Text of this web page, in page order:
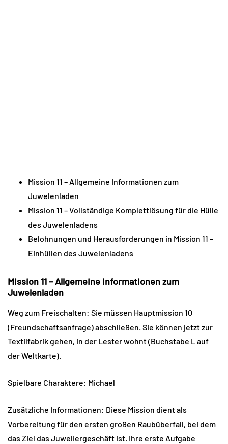
Mission 11 – Allgemeine Informationen zum
Juwelenladen
Mission 11 – Vollständige Komplettlösung für die Hülle
des Juwelenladens
Belohnungen und Herausforderungen in Mission 11 –
Einhüllen des Juwelenladens
Mission 11 – Allgemeine Informationen zum
Juwelenladen
Weg zum Freischalten: Sie müssen Hauptmission 10
(Freundschaftsanfrage) abschließen. Sie können jetzt zur
Textilfabrik gehen, in der Lester wohnt (Buchstabe L auf
der Weltkarte).
Spielbare Charaktere: Michael
Zusätzliche Informationen: Diese Mission dient als
Vorbereitung für den ersten großen Raubüberfall, bei dem
das Ziel das Juweliergeschäft ist. Ihre erste Aufgabe